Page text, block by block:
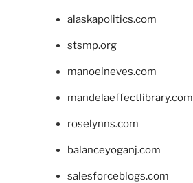
alaskapolitics.com
stsmp.org
manoelneves.com
mandelaeffectlibrary.com
roselynns.com
balanceyoganj.com
salesforceblogs.com